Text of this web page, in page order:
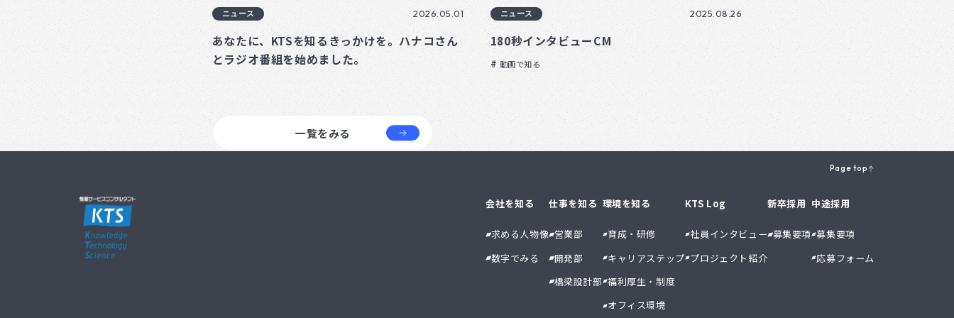
ニュース 2026.05.01
あなたに、KTSを知るきっかけを。ハナコさん
とラジオ番組を始めました。
ニュース 2025.08.26
180秒インタビューCM
動画で知る
一覧をみる
会社を知る
求める人物像
数字でみる
仕事を知る
営業部
開発部
橋梁設計部
環境を知る
育成・研修
キャリアステップ
福利厚生・制度
オフィス環境
KTS Log
社員インタビュー
プロジェクト紹介
新卒採用
募集要項
中途採用
募集要項
応募フォーム
Page top